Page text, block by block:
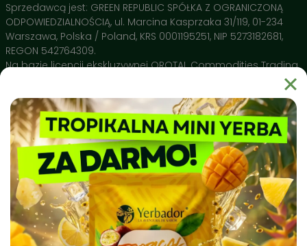
Sprzedawcą jest: GREEN REPUBLIC SPÓŁKA Z OGRANICZONĄ
ODPOWIEDZIALNOŚCIĄ, ul. Marcina Kasprzaka 31/119, 01-234
Warszawa, Polska / Poland, KRS 0001195251, NIP 5273182681,
REGON 542764309.
Na bazie licencji ekskluzywnej OROTAL Commodities Trading
Dlaczego warto wybrać Yerbador?
Yerbador Mate to produkt natury uprawiany w regionie Rio
Grande do Sul i spełniający najsurowsze normy czystości
sanitarnej. Nasz surowiec badany jest pod kątem czystości
biochemicznej, a produkty takie jak naczynia ceramiczne
Matero by Yerbador Proeko 2.0 szkliwione są w Europie bez
kadmu, ołowiu i molibdenu, dając najwyższą możliwą w
Europie jakość, a także bezpieczeństwo stosowania.